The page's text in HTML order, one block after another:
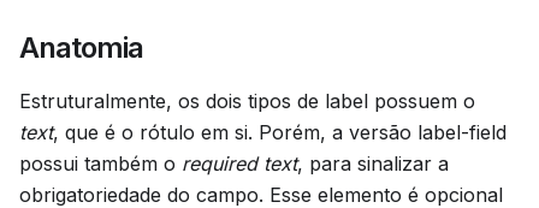
Anatomia
Estruturalmente, os dois tipos de label possuem o
text, que é o rótulo em si. Porém, a versão label-field
possui também o required text, para sinalizar a
obrigatoriedade do campo. Esse elemento é opcional